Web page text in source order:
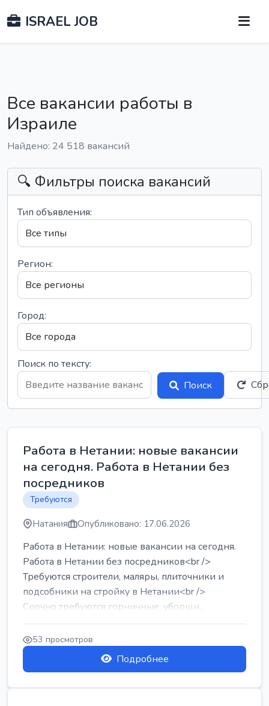
ISRAEL JOB
Все вакансии работы в
Израиле
Найдено: 24 518 вакансий
🔍 Фильтры поиска вакансий
Тип объявления:
Регион:
Город:
Поиск по тексту:
Поиск
Работа в Нетании: новые вакансии
на сегодня. Работа в Нетании без
посредников
Требуются
Натания Опубликовано: 17.06.2026
Работа в Нетании: новые вакансии на сегодня.
Работа в Нетании без посредников<br />
Требуются строители, маляры, плиточники и
подсобники на стройку в Нетании<br />
Срочно требуются горничные, уборщи...
53 просмотров
Подробнее